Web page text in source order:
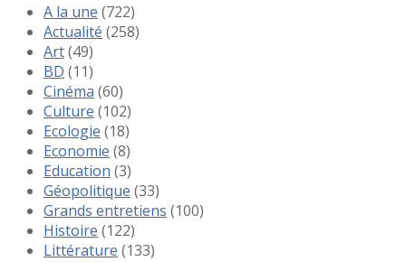
A la une (722)
Actualité (258)
Art(49)
BD (11)
Cinéma (60)
Culture (102)
Ecologie (18)
Economie (8)
Education (3)
Géopolitique (33)
Grands entretiens (100)
Histoire (122)
Littérature (133)